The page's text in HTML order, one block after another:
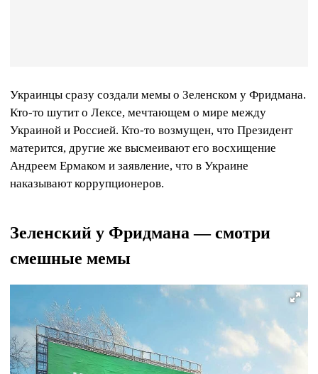
Украинцы сразу создали мемы о Зеленском у Фридмана.
Кто-то шутит о Лексе, мечтающем о мире между
Украиной и Россией. Кто-то возмущен, что Президент
матерится, другие же высмеивают его восхищение
Андреем Ермаком и заявление, что в Украине
наказывают коррупционеров.
Зеленский у Фридмана — смотри
смешные мемы